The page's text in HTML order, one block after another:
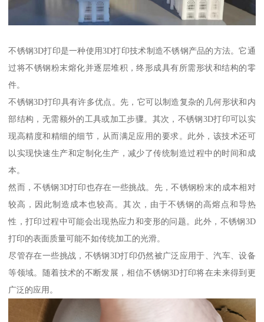
不锈钢3D打印是一种使用3D打印技术制造不锈钢产品的方法。它通
过将不锈钢粉末熔化并逐层堆积，终形成具有所需形状和结构的零
件。
不锈钢3D打印具有许多优点。先，它可以制造复杂的几何形状和内
部结构，无需额外的工具或加工步骤。其次，不锈钢3D打印可以实
现高精度和精细的细节，从而满足应用的要求。此外，该技术还可
以实现快速生产和定制化生产，减少了传统制造过程中的时间和成
本。
然而，不锈钢3D打印也存在一些挑战。先，不锈钢粉末的成本相对
较高，因此制造成本也较高。其次，由于不锈钢的高熔点和导热
性，打印过程中可能会出现热应力和变形的问题。此外，不锈钢3D
打印的表面质量可能不如传统加工的光滑。
尽管存在一些挑战，不锈钢3D打印仍然被广泛应用于、汽车、设备
等领域。随着技术的不断发展，相信不锈钢3D打印将在未来得到更
广泛的应用。